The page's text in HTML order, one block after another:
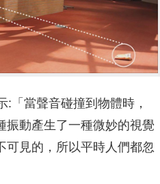
「當聲音碰撞到物體時，
振動產生了一種微妙的視覺
可見的，所以平時人們都忽